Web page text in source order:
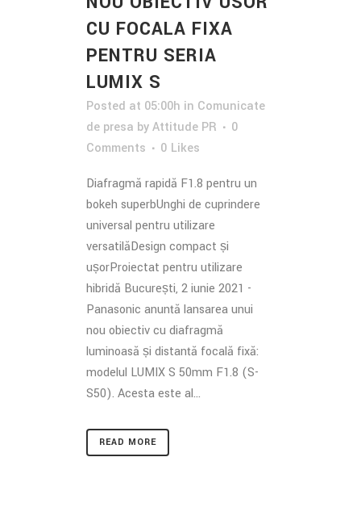
CU FOCALA FIXA
PENTRU SERIA
LUMIX S
Posted at 05:00h in Comunicate
de presa byAttitude PR
0
Comments
0 Likes
Diafragmă rapidă F1.8 pentru un
bokeh superbUnghi de cuprindere
universal pentru utilizare
versatilăDesign compact și
ușorProiectat pentru utilizare
hibridă București, 2 iunie 2021 -
Panasonic anunță lansarea unui
nou obiectiv cu diafragmă
luminoasă și distanță focală fixă:
modelul LUMIX S 50mm F1.8 (S-
S50). Acesta este al...
READ MORE